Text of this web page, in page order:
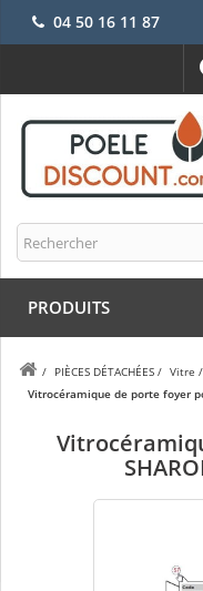
04 50 16 11 87
PRODUITS
/ PIÈCES DÉTACHÉES / Vitre /
Vitrocéramique de porte foyer